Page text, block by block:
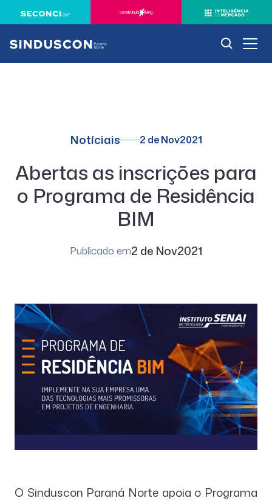
Notíciais 2 de Nov2021
Abertas as inscrições para
o Programa de Residência
BIM
Publicado em2 de Nov2021
O Sinduscon Paraná Norte apoia o Programa